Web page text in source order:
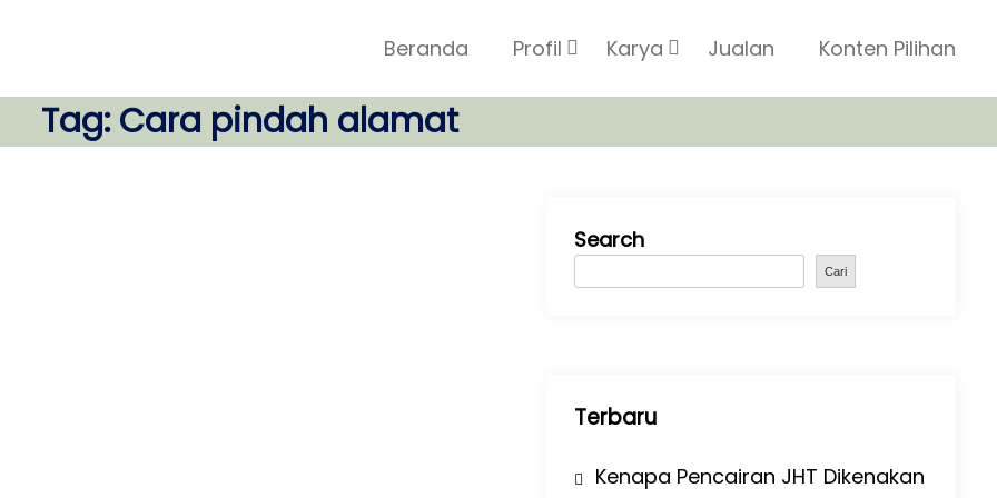
Beranda Profil Karya Jualan Konten Pilihan
Tag:Cara pindah alamat
Search
Cari
Terbaru
Kenapa Pencairan JHT Dikenakan